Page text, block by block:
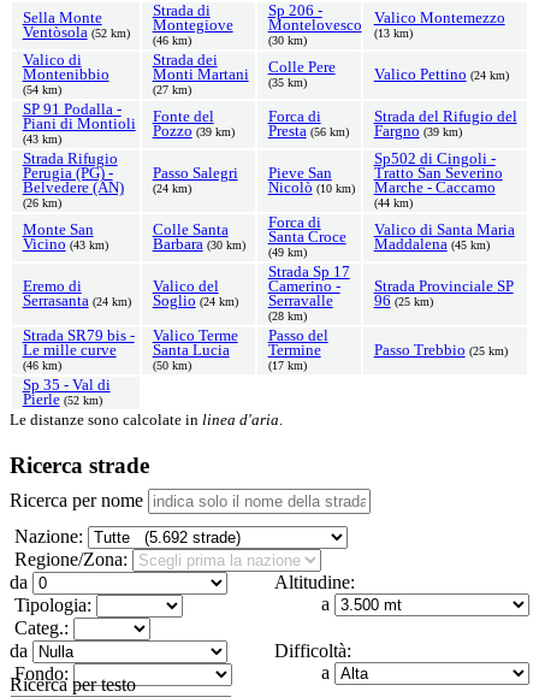
Sella Monte
Ventòsola (52 km)
Strada di
Montegiove
(46 km)
Sp 206 -
Montelovesco
(30 km)
Valico Montemezzo
(13 km)
Valico di
Montenibbio
(54 km)
Strada dei
Monti Martani
(27 km)
Colle Pere
(35 km) Valico Pettino (24 km)
SP 91 Podalla -
Piani di Montioli
(43 km)
Fonte del
Pozzo (39 km)
Forca di
Presta (56 km)
Strada del Rifugio del
Fargno (39 km)
Strada Rifugio
Perugia (PG) -
Belvedere (AN)
(26 km)
Passo Salegri
(24 km)
Pieve San
Nicolò (10 km)
Sp502 di Cingoli -
Tratto San Severino
Marche - Caccamo
(44 km)
Monte San
Vicino (43 km)
Colle Santa
Barbara (30 km)
Forca di
Santa Croce
(49 km)
Valico di Santa Maria
Maddalena (45 km)
Eremo di
Serrasanta (24 km)
Valico del
Soglio (24 km)
Strada Sp 17
Camerino -
Serravalle
(28 km)
Strada Provinciale SP
96 (25 km)
Strada SR79 bis -
Le mille curve
(46 km)
Valico Terme
Santa Lucia
(50 km)
Passo del
Termine
(17 km)
Passo Trebbio (25 km)
Sp 35 - Val di
Pierle (52 km)
Le distanze sono calcolate in linea d'aria.
Ricerca strade
Ricerca per nome
Nazione:
Regione/Zona:
Altitudine:
da
a
Tipologia:
Categ.:
Difficoltà:
da
a
Fondo:
Ricerca per testo